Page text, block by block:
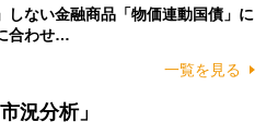
しない金融商品「物価連動国債」に
合わせ…
一覧を見る
況分析」